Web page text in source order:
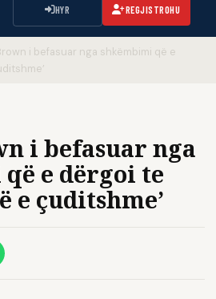
HYR REGJISTROHU
i befasuar nga shkëmbimi që e
i befasuar nga
e dërgoi te
e çuditshme’